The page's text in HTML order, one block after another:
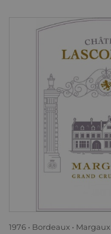
1976 Bordeaux Margaux